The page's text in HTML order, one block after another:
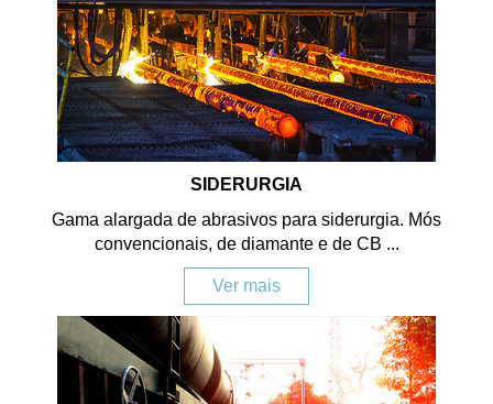
SIDERURGIA
Gama alargada de abrasivos para siderurgia. Mós
convencionais, de diamante e de CB ...
Ver mais